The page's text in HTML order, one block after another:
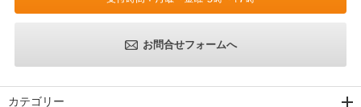
お問合せフォームへ
カテゴリー